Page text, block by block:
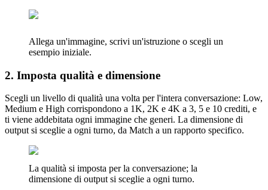
Allega un'immagine, scrivi un'istruzione o scegli un
esempio iniziale.
2. Imposta qualità e dimensione
Scegli un livello di qualità una volta per l'intera conversazione: Low,
Medium e High corrispondono a 1K, 2K e 4K a 3, 5 e 10 crediti, e
ti viene addebitata ogni immagine che generi. La dimensione di
output si sceglie a ogni turno, da Match a un rapporto specifico.
La qualità si imposta per la conversazione; la
dimensione di output si sceglie a ogni turno.